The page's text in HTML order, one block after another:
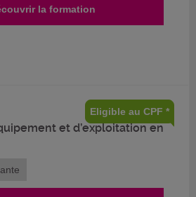
la formation
et d’exploitation en
Eligible au CPF *